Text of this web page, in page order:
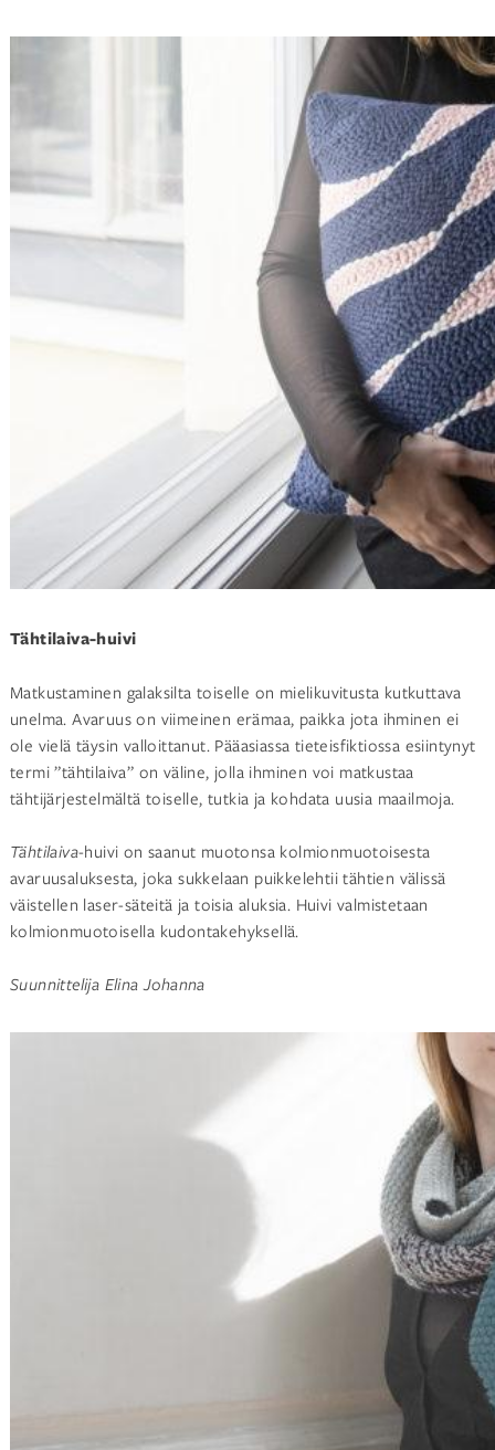
Tähtilaiva-huivi
Matkustaminen galaksilta toiselle on mielikuvitusta kutkuttava
unelma. Avaruus on viimeinen erämaa, paikka jota ihminen ei
ole vielä täysin valloittanut. Pääasiassa tieteisfiktiossa esiintynyt
termi ”tähtilaiva” on väline, jolla ihminen voi matkustaa
tähtijärjestelmältä toiselle, tutkia ja kohdata uusia maailmoja.
Tähtilaiva-huivi on saanut muotonsa kolmionmuotoisesta
avaruusaluksesta, joka sukkelaan puikkelehtii tähtien välissä
väistellen laser-säteitä ja toisia aluksia. Huivi valmistetaan
kolmionmuotoisella kudontakehyksellä.
Suunnittelija Elina Johanna